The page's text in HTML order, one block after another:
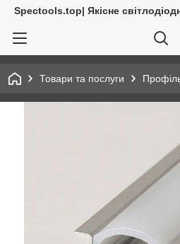
Spectools.top| Якісне
Товари та послуги